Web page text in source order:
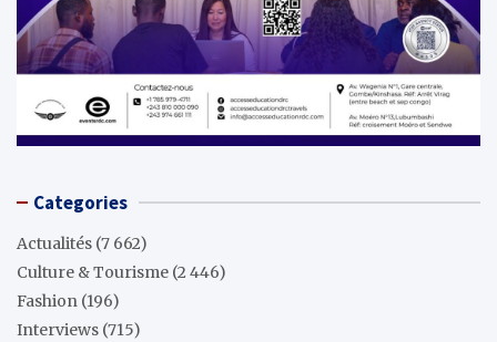
Categories
Actualités (7 662)
Culture & Tourisme (2 446)
Fashion (196)
Interviews (715)